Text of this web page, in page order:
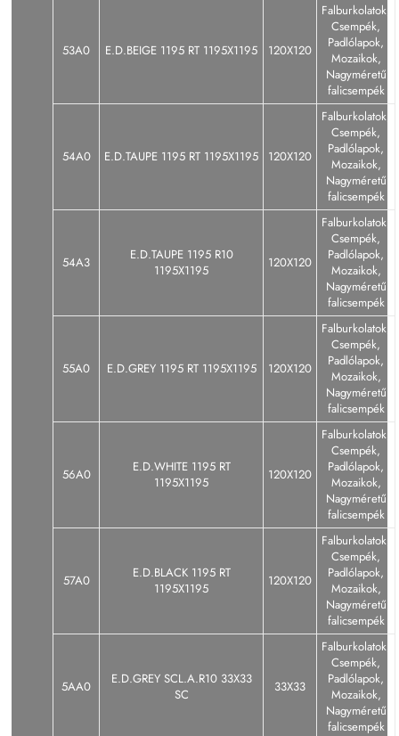
53A0 E.D.BEIGE 1195 RT 1195X1195 120X120
Falburkolatok,
Csempék,
Padlólapok,
Mozaikok,
Nagyméretű
falicsempék
54A0 E.D.TAUPE 1195 RT 1195X1195 120X120
Falburkolatok,
Csempék,
Padlólapok,
Mozaikok,
Nagyméretű
falicsempék
54A3
E.D.TAUPE 1195 R10
1195X1195
120X120
Falburkolatok,
Csempék,
Padlólapok,
Mozaikok,
Nagyméretű
falicsempék
55A0 E.D.GREY 1195 RT 1195X1195 120X120
Falburkolatok,
Csempék,
Padlólapok,
Mozaikok,
Nagyméretű
falicsempék
56A0
E.D.WHITE 1195 RT
1195X1195
120X120
Falburkolatok,
Csempék,
Padlólapok,
Mozaikok,
Nagyméretű
falicsempék
57A0
E.D.BLACK 1195 RT
1195X1195
120X120
Falburkolatok,
Csempék,
Padlólapok,
Mozaikok,
Nagyméretű
falicsempék
5AA0
E.D.GREY SCL.A.R10 33X33
SC
33X33
Falburkolatok,
Csempék,
Padlólapok,
Mozaikok,
Nagyméretű
falicsempék